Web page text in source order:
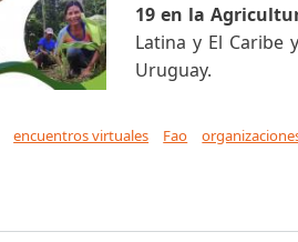
19 en la
Latina y El Caribe
Uruguay.
encuentros virtuales Fao